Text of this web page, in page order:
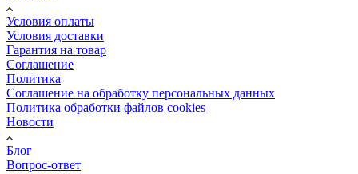
Условия оплаты
Условия доставки
Гарантия на товар
Соглашение
Политика
Соглашение на обработку персональных данных
Политика обработки файлов cookies
Новости
Блог
Вопрос-ответ